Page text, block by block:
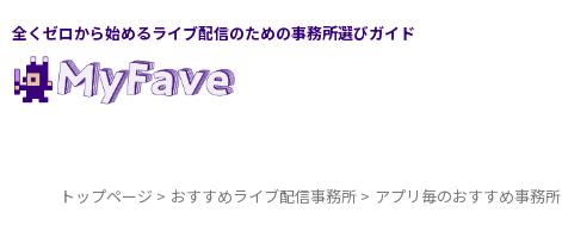
全くゼロから始めるライブ配信のための事務所選びガイド
トップページ > おすすめライブ配信事務所 > アプリ毎のおすすめ事務所